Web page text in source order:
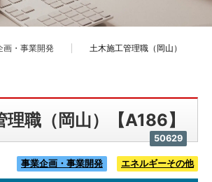
画・事業開発
土木施工管理職（岡山）
理職（岡山）【A186】
50629
事業企画・事業開発 エネルギーその他